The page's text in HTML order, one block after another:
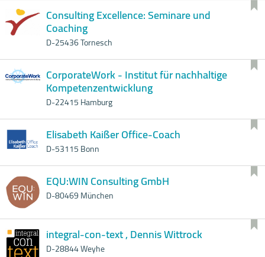
Consulting Excellence: Seminare und
Coaching
D-25436 Tornesch
CorporateWork - Institut für nachhaltige
Kompetenzentwicklung
D-22415 Hamburg
Elisabeth Kaißer Office-Coach
D-53115 Bonn
EQU:WIN Consulting GmbH
D-80469 München
integral-con-text , Dennis Wittrock
D-28844 Weyhe